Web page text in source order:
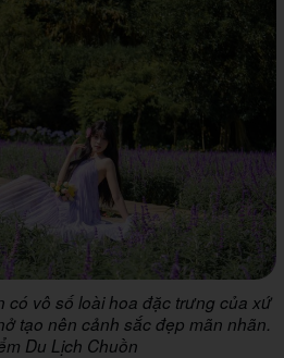
có vô số loài hoa đặc trưng của xứ
tạo nên cảnh sắc đẹp mãn nhãn.
Du Lịch Chuồn